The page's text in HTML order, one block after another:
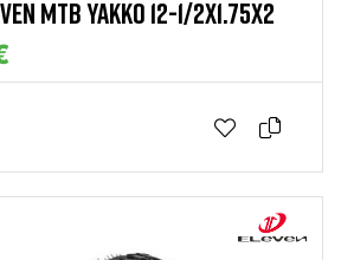
MTB YAKKO 12-1/2X1.75X2